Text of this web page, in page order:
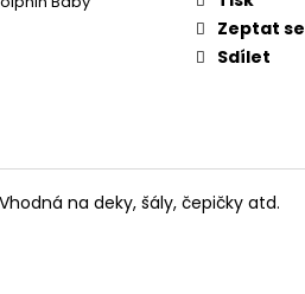
Zeptat se
Sdílet
na deky, šály, čepičky atd.
80338